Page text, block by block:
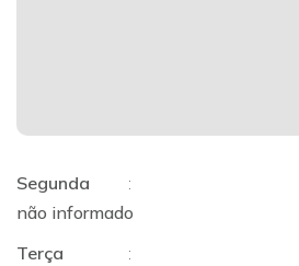
Segunda
:
não informado
Terça
: